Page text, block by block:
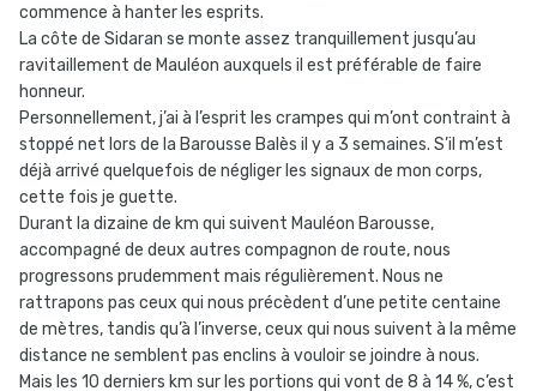
commence à hanter les esprits.
La côte de Sidaran se monte assez tranquillement jusqu’au
ravitaillement de Mauléon auxquels il est préférable de faire
honneur.
Personnellement, j’ai à l’esprit les crampes qui m’ont contraint à
stoppé net lors de la Barousse Balès il y a 3 semaines. S’il m’est
déjà arrivé quelquefois de négliger les signaux de mon corps,
cette fois je guette.
Durant la dizaine de km qui suivent Mauléon Barousse,
accompagné de deux autres compagnon de route, nous
progressons prudemment mais régulièrement. Nous ne
rattrapons pas ceux qui nous précèdent d’une petite centaine
de mètres, tandis qu’à l’inverse, ceux qui nous suivent à la même
distance ne semblent pas enclins à vouloir se joindre à nous.
Mais les 10 derniers km sur les portions qui vont de 8 à 14 %, c’est